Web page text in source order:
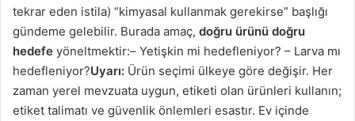
tekrar eden istila) “kimyasal kullanmak gerekirse” başlığı
gündeme gelebilir. Burada amaç, doğru ürünü doğru
hedefe yöneltmektir:– Yetişkin mi hedefleniyor? – Larva mı
hedefleniyor?Uyarı: Ürün seçimi ülkeye göre değişir. Her
zaman yerel mevzuata uygun, etiketi olan ürünleri kullanın;
etiket talimatı ve güvenlik önlemleri esastır. Ev içinde